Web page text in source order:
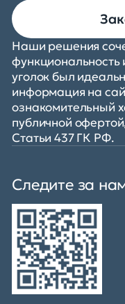
Наши решения
уголок был
информация на
ознакомительный
публичной
Статьи 437 ГК РФ.
Следите за